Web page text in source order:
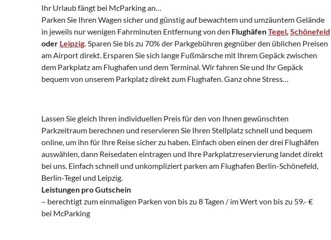
Ihr Urlaub fängt bei McParking an…
Parken Sie Ihren Wagen sicher und günstig auf bewachtem und umzäuntem Gelände
in jeweils nur wenigen Fahrminuten Entfernung von den FlughäfenTegel, Schönefeld
oder Leipzig. Sparen Sie bis zu 70% der Parkgebühren gegnüber den üblichen Preisen
am Airport direkt. Ersparen Sie sich lange Fußmärsche mit Ihrem Gepäck zwischen
dem Parkplatz am Flughafen und dem Terminal. Wir fahren Sie und Ihr Gepäck
bequem von unserem Parkplatz direkt zum Flughafen. Ganz ohne Stress…
Lassen Sie gleich Ihren individuellen Preis für den von Ihnen gewünschten
Parkzeitraum berechnen und reservieren Sie Ihren Stellplatz schnell und bequem
online, um ihn für Ihre Reise sicher zu haben. Einfach oben einen der drei Flughäfen
auswählen, dann Reisedaten eintragen und Ihre Parkplatzreservierung landet direkt
bei uns. Einfach schnell und unkompliziert parken am Flughafen Berlin-Schönefeld,
Berlin-Tegel und Leipzig.
Leistungen pro Gutschein
– berechtigt zum einmaligen Parken von bis zu 8 Tagen / im Wert von bis zu 59.- €
bei McParking